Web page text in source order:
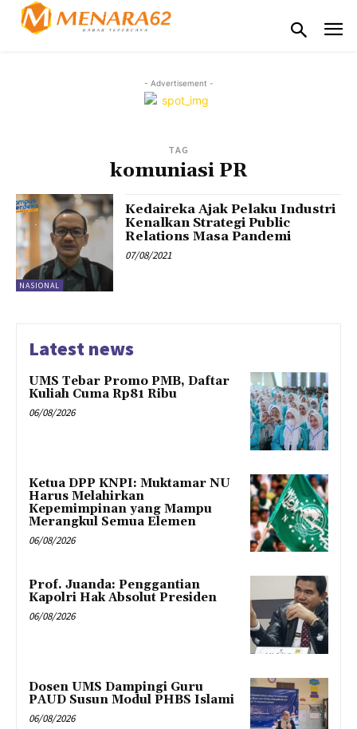
- Advertisement -
TAG
komuniasi PR
NASIONAL
Kedaireka Ajak Pelaku Industri
Kenalkan Strategi Public
Relations Masa Pandemi
07/08/2021
Latest news
UMS Tebar Promo PMB, Daftar
Kuliah Cuma Rp81 Ribu
06/08/2026
Ketua DPP KNPI: Muktamar NU
Harus Melahirkan
Kepemimpinan yang Mampu
Merangkul Semua Elemen
06/08/2026
Prof. Juanda: Penggantian
Kapolri Hak Absolut Presiden
06/08/2026
Dosen UMS Dampingi Guru
PAUD Susun Modul PHBS Islami
06/08/2026